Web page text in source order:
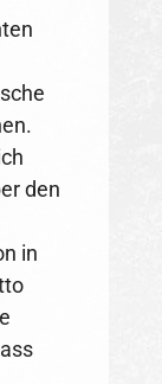
den
in